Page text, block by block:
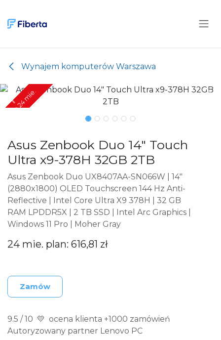
Wynajem komputerów Warszawa
Tylko 24 mie.
Tylko 24 mie.
Asus Zenbook Duo 14" Touch
Ultra x9-378H 32GB 2TB
Asus Zenbook Duo UX8407AA-SN066W | 14"
(2880x1800) OLED Touchscreen 144 Hz Anti-
Reflective | Intel Core Ultra X9 378H | 32 GB
RAM LPDDR5X | 2 TB SSD | Intel Arc Graphics |
Windows 11 Pro | Moher Gray
24 mie. plan: 616,81 zł
Zamów
9.5 / 10 💛 ocena klienta +1000 zamówień
Autoryzowany partner Lenovo PC